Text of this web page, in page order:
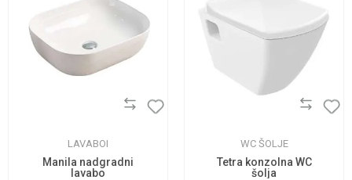
LAVABOI
Manila nadgradni
lavabo
WC ŠOLJE
Tetra konzolna WC
šolja